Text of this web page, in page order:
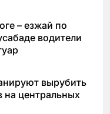
– езжай по
водители
вырубить
на центральных